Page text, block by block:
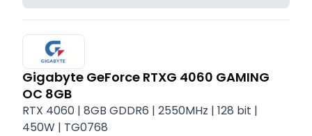
Gigabyte GeForce RTXG 4060 GAMING
OC 8GB
RTX 4060 | 8GB GDDR6 | 2550MHz | 128 bit |
450W | TG0768